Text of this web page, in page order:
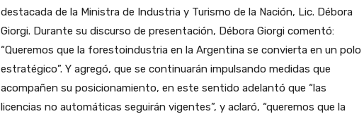
destacada de la Ministra de Industria y Turismo de la Nación, Lic. Débora
Giorgi. Durante su discurso de presentación, Débora Giorgi comentó:
“Queremos que la forestoindustria en la Argentina se convierta en un polo
estratégico”. Y agregó, que se continuarán impulsando medidas que
acompañen su posicionamiento, en este sentido adelantó que “las
licencias no automáticas seguirán vigentes”, y aclaró, “queremos que la